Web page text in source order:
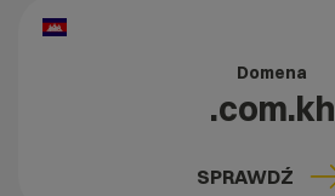
Domena
.com.kh
SPRAWDŹ